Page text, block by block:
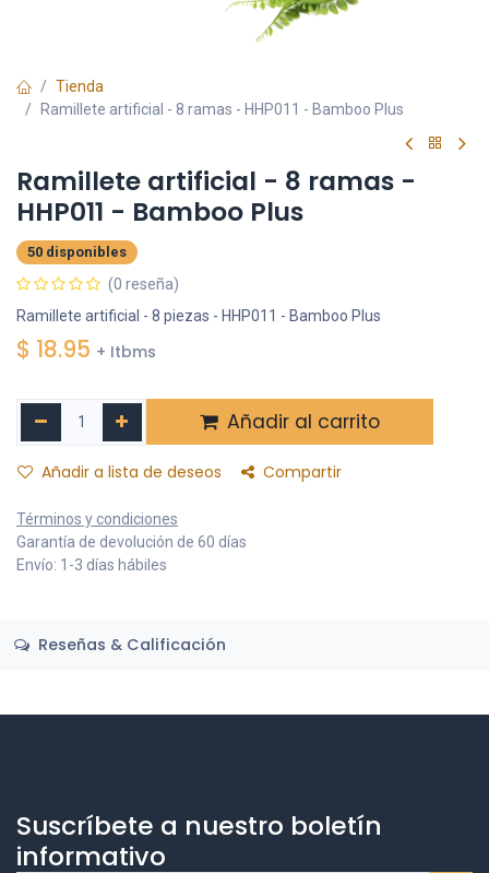
Tienda
Ramillete artificial - 8 ramas - HHP011 - Bamboo Plus
Ramillete artificial - 8 ramas -
HHP011 - Bamboo Plus
50 disponibles
(0 reseña)
Ramillete artificial - 8 piezas - HHP011 - Bamboo Plus
$ 18.95 + Itbms
Añadir al carrito
Añadir a lista de deseos Compartir
Términos y condiciones
Garantía de devolución de 60 días
Envío: 1-3 días hábiles
Reseñas & Calificación
Suscríbete a nuestro boletín
informativo